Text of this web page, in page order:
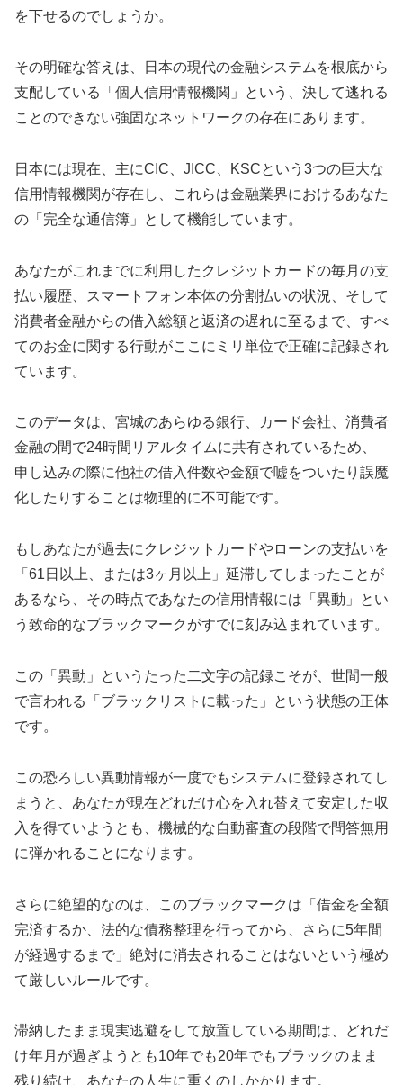
を下せるのでしょうか。
その明確な答えは、日本の現代の金融システムを根底から
支配している「個人信用情報機関」という、決して逃れる
ことのできない強固なネットワークの存在にあります。
日本には現在、主にCIC、JICC、KSCという3つの巨大な
信用情報機関が存在し、これらは金融業界におけるあなた
の「完全な通信簿」として機能しています。
あなたがこれまでに利用したクレジットカードの毎月の支
払い履歴、スマートフォン本体の分割払いの状況、そして
消費者金融からの借入総額と返済の遅れに至るまで、すべ
てのお金に関する行動がここにミリ単位で正確に記録され
ています。
このデータは、宮城のあらゆる銀行、カード会社、消費者
金融の間で24時間リアルタイムに共有されているため、
申し込みの際に他社の借入件数や金額で嘘をついたり誤魔
化したりすることは物理的に不可能です。
もしあなたが過去にクレジットカードやローンの支払いを
「61日以上、または3ヶ月以上」延滞してしまったことが
あるなら、その時点であなたの信用情報には「異動」とい
う致命的なブラックマークがすでに刻み込まれています。
この「異動」というたった二文字の記録こそが、世間一般
で言われる「ブラックリストに載った」という状態の正体
です。
この恐ろしい異動情報が一度でもシステムに登録されてし
まうと、あなたが現在どれだけ心を入れ替えて安定した収
入を得ていようとも、機械的な自動審査の段階で問答無用
に弾かれることになります。
さらに絶望的なのは、このブラックマークは「借金を全額
完済するか、法的な債務整理を行ってから、さらに5年間
が経過するまで」絶対に消去されることはないという極め
て厳しいルールです。
滞納したまま現実逃避をして放置している期間は、どれだ
け年月が過ぎようとも10年でも20年でもブラックのまま
残り続け、あなたの人生に重くのしかかります。